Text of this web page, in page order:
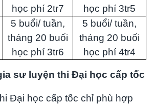
học phí 2tr7
học phí 3tr5
5 buổi/ tuần,
tháng 20 buổi
học phí 3tr6
5 buổi/ tuần,
tháng 20 buổi
học phí 4tr4
sư luyện thi Đại học cấp tốc
Đại học cấp tốc chỉ phù hợp